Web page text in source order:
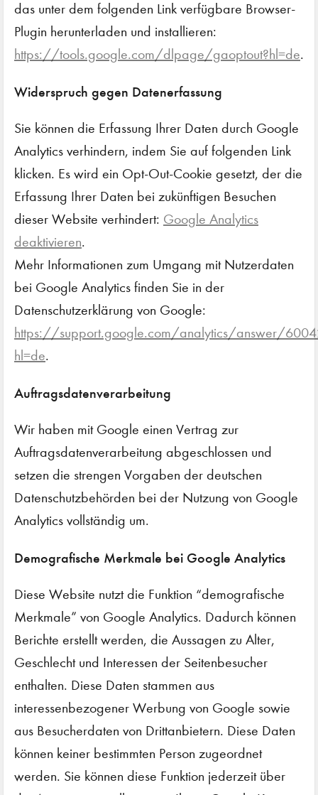
das unter dem folgenden Link verfügbare Browser-
Plugin herunterladen und installieren:
https://tools.google.com/dlpage/gaoptout?hl=de.
Widerspruch gegen Datenerfassung
Sie können die Erfassung Ihrer Daten durch Google
Analytics verhindern, indem Sie auf folgenden Link
klicken. Es wird ein Opt-Out-Cookie gesetzt, der die
Erfassung Ihrer Daten bei zukünftigen Besuchen
dieser Website verhindert: Google Analytics
deaktivieren.
Mehr Informationen zum Umgang mit Nutzerdaten
bei Google Analytics finden Sie in der
Datenschutzerklärung von Google:
https://support.google.com/analytics/answer/
hl=de.
Auftragsdatenverarbeitung
Wir haben mit Google einen Vertrag zur
Auftragsdatenverarbeitung abgeschlossen und
setzen die strengen Vorgaben der deutschen
Datenschutzbehörden bei der Nutzung von Google
Analytics vollständig um.
Demografische Merkmale bei Google Analytics
Diese Website nutzt die Funktion “demografische
Merkmale” von Google Analytics. Dadurch können
Berichte erstellt werden, die Aussagen zu Alter,
Geschlecht und Interessen der Seitenbesucher
enthalten. Diese Daten stammen aus
interessenbezogener Werbung von Google sowie
aus Besucherdaten von Drittanbietern. Diese Daten
können keiner bestimmten Person zugeordnet
werden. Sie können diese Funktion jederzeit über